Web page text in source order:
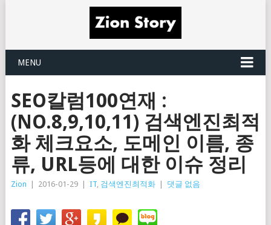
MENU
SEO칼럼100연재 :
(NO.8,9,10,11) 검색엔진최적
화 체크요소, 도메인 이름, 종
류, URL등에 대한 이슈 정리
Zion 2016-01-29 IT, 검색엔진최적화 댓글 없음